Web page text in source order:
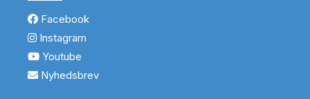
Facebook
Instagram
Youtube
Nyhedsbrev